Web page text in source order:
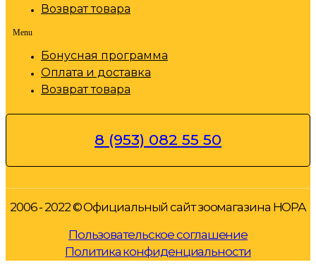
Возврат товара
Menu
Бонусная программа
Оплата и доставка
Возврат товара
8 (953) 082 55 50
2006 - 2022 © Официальный сайт зоомагазина НОРА
Пользовательское соглашение
Политика конфиденциальности